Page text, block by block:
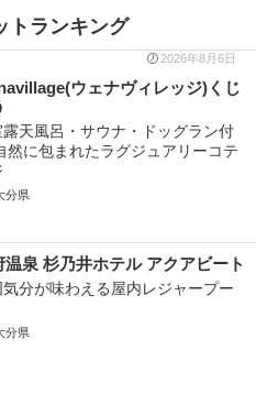
トランキング
2026年8月6日
ウェナヴィレッジ)くじ
露天風呂・サウナ・ドッグラン付
然に包まれたラグジュアリーコテ
分県
温泉 杉乃井ホテル アクアビート
分が味わえる屋内レジャープー
分県